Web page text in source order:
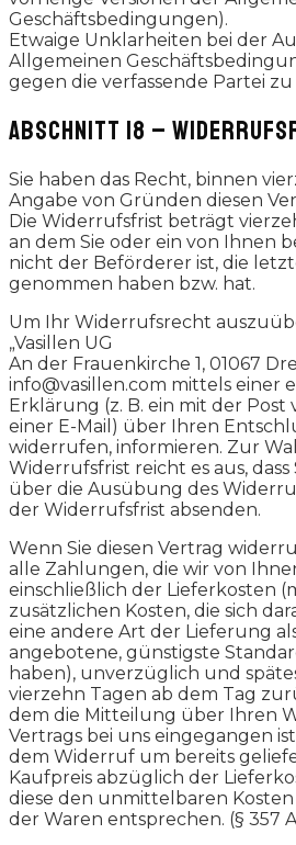
Geschäftsbedingungen).
Etwaige Unklarheiten bei der
Allgemeinen
gegen die verfassende Partei
ABSCHNITT 18 –
Sie haben das Recht, binnen
Angabe von Gründen diesen
Die Widerrufsfrist beträgt
an dem Sie oder ein von Ihnen
nicht der Beförderer ist, die
genommen haben bzw. hat.
Um Ihr Widerrufsrecht
„Vasillen UG
An der Frauenkirche 1, 01067
info@vasillen.com mittels einer
Erklärung (z. B. ein mit der
einer E-Mail) über Ihren
widerrufen, informieren. Zur
Widerrufsfrist reicht es aus,
über die Ausübung des
der Widerrufsfrist absenden.
Wenn Sie diesen Vertrag
alle Zahlungen, die wir von
einschließlich der Lieferkosten
zusätzlichen Kosten, die sich
eine andere Art der Lieferung
angebotene, günstigste
haben), unverzüglich und
vierzehn Tagen ab dem Tag
dem die Mitteilung über Ihren
Vertrags bei uns eingegangen
dem Widerruf um bereits
Kaufpreis abzüglich der
diese den unmittelbaren
der Waren entsprechen. (§ 357